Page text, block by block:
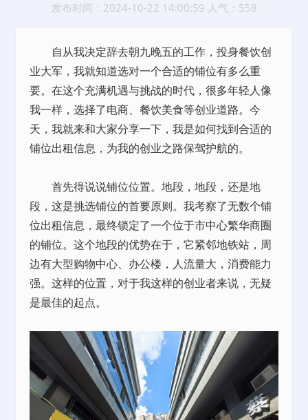
发布时间：2024-10-22 14:00:59 人气：558
自从我决定辞去朝九晚五的工作，投身餐饮创
业大军，我就知道选对一个合适的铺位有多么重
要。在这个充满机遇与挑战的时代，很多年轻人像
我一样，选择了电商、餐饮美食等创业道路。今
天，我就来和大家分享一下，我是如何找到合适的
铺位出租信息，为我的创业之路保驾护航的。
首先得说说铺位位置。地段，地段，还是地
段，这是挑选铺位的首要原则。我考察了无数个铺
位出租信息，最终锁定了一个位于市中心繁华商圈
的铺位。这个地段的优势在于，它紧邻地铁站，周
边有大型购物中心、办公楼，人流量大，消费能力
强。这样的位置，对于我这样的创业者来说，无疑
是最佳的起点。